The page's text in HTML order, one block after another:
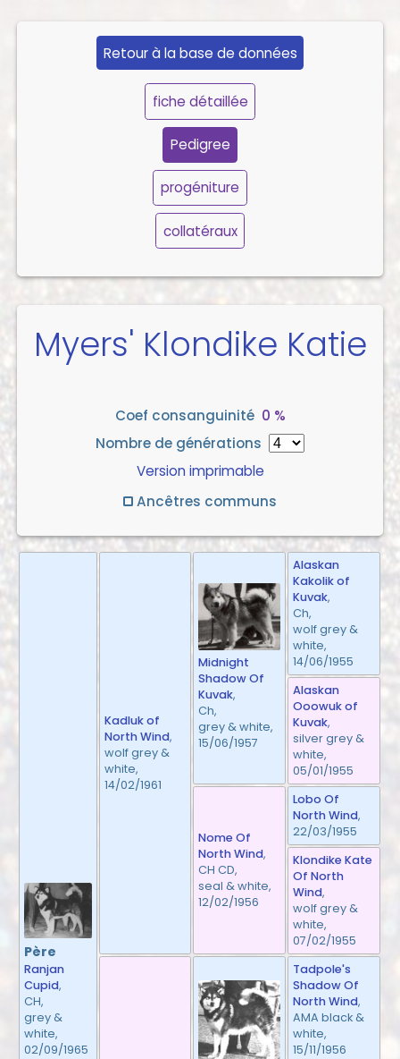
Retour à la base de données
fiche détaillée
Pedigree
progéniture
collatéraux
Myers' Klondike Katie
Coef consanguinité 0 %
Nombre de générations
Version imprimable
Ancêtres communs
Père
Ranjan
Cupid,
CH,
grey &
white,
02/09/1965
Kadluk of
North Wind,
wolf grey &
white,
14/02/1961
Midnight
Shadow Of
Kuvak,
Ch,
grey & white,
15/06/1957
Alaskan
Kakolik of
Kuvak,
Ch,
wolf grey &
white,
14/06/1955
Alaskan
Ooowuk of
Kuvak,
silver grey &
white,
05/01/1955
Nome Of
North Wind,
CH CD,
seal & white,
12/02/1956
Lobo Of
North Wind,
22/03/1955
Klondike Kate
Of North
Wind,
wolf grey &
white,
07/02/1955
Tadpole's
Shadow Of
North Wind,
AMA black &
white,
15/11/1956